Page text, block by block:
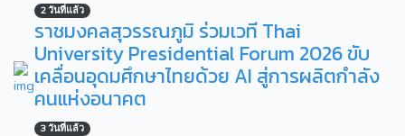
2 วันที่แล้ว
ราชมงคลสุวรรณภูมิ ร่วมเวที Thai
University Presidential Forum 2026 ขับ
เคลื่อนอุดมศึกษาไทยด้วย AI สู่การผลิตกำลัง
คนแห่งอนาคต
3 วันที่แล้ว